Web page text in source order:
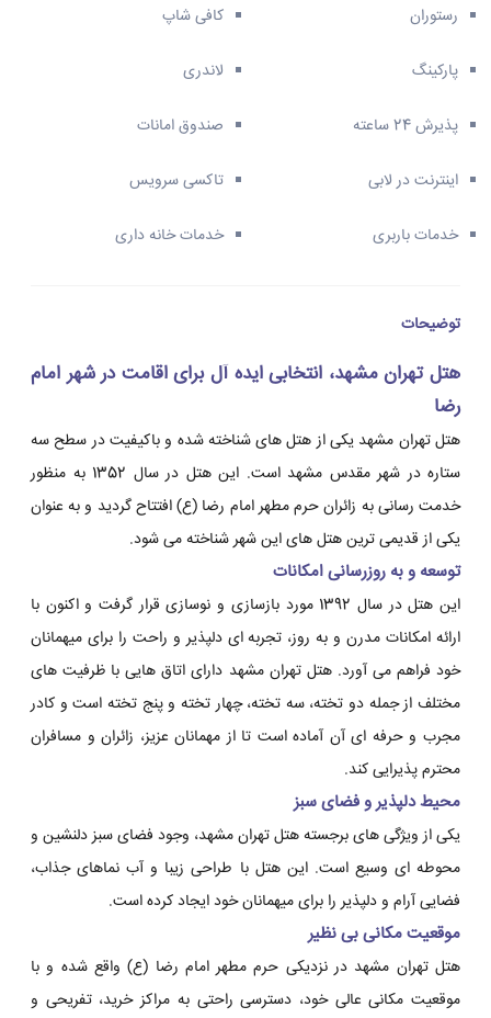
رستوران کافی شاپ
پارکینگ لاندری
پذیرش 24 ساعته صندوق امانات
اینترنت در لابی تاکسی سرویس
خدمات باربری خدمات خانه داری
توضیحات
هتل تهران مشهد، انتخابی ایده آل برای اقامت در شهر امام
رضا
هتل تهران مشهد یکی از هتل های شناخته شده و باکیفیت در سطح سه
ستاره در شهر مقدس مشهد است. این هتل در سال 1352 به منظور
خدمت رسانی به زائران حرم مطهر امام رضا (ع) افتتاح گردید و به عنوان
یکی از قدیمی ترین هتل های این شهر شناخته می شود.
توسعه و به روزرسانی امکانات
این هتل در سال 1392 مورد بازسازی و نوسازی قرار گرفت و اکنون با
ارائه امکانات مدرن و به روز، تجربه ای دلپذیر و راحت را برای میهمانان
خود فراهم می آورد. هتل تهران مشهد دارای اتاق هایی با ظرفیت های
مختلف از جمله دو تخته، سه تخته، چهار تخته و پنج تخته است و کادر
مجرب و حرفه ای آن آماده است تا از مهمانان عزیز، زائران و مسافران
محترم پذیرایی کند.
محیط دلپذیر و فضای سبز
یکی از ویژگی های برجسته هتل تهران مشهد، وجود فضای سبز دلنشین و
محوطه ای وسیع است. این هتل با طراحی زیبا و آب نماهای جذاب،
فضایی آرام و دلپذیر را برای میهمانان خود ایجاد کرده است.
موقعیت مکانی بی نظیر
هتل تهران مشهد در نزدیکی حرم مطهر امام رضا (ع) واقع شده و با
موقعیت مکانی عالی خود، دسترسی راحتی به مراکز خرید، تفریحی و